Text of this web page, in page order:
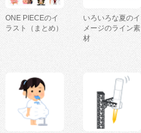
ONE PIECEのイ
ラスト（まとめ）
いろいろな夏のイ
メージのライン素
材